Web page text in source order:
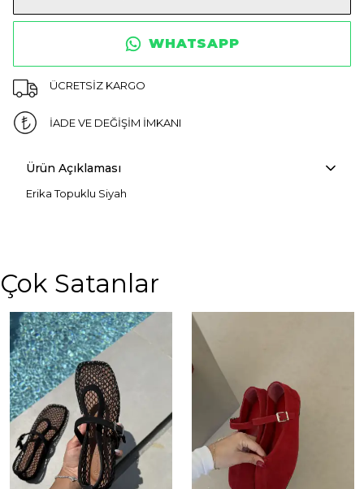
WHATSAPP
ÜCRETSİZ KARGO
İADE VE DEĞİŞİM İMKANI
Ürün Açıklaması
Erika Topuklu Siyah
Çok Satanlar